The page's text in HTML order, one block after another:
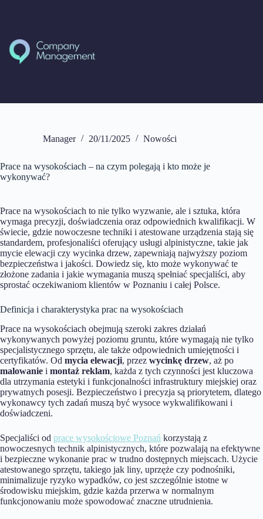
Manager 20/11/2025 Nowości
Prace na wysokościach – na czym polegają i kto może je
wykonywać?
Prace na wysokościach to nie tylko wyzwanie, ale i sztuka, która
wymaga precyzji, doświadczenia oraz odpowiednich kwalifikacji. W
świecie, gdzie nowoczesne techniki i atestowane urządzenia stają się
standardem, profesjonaliści oferujący usługi alpinistyczne, takie jak
mycie elewacji czy wycinka drzew, zapewniają najwyższy poziom
bezpieczeństwa i jakości. Dowiedz się, kto może wykonywać te
złożone zadania i jakie wymagania muszą spełniać specjaliści, aby
sprostać oczekiwaniom klientów w Poznaniu i całej Polsce.
Definicja i charakterystyka prac na wysokościach
Prace na wysokościach obejmują szeroki zakres działań
wykonywanych powyżej poziomu gruntu, które wymagają nie tylko
specjalistycznego sprzętu, ale także odpowiednich umiejętności i
certyfikatów. Od mycia elewacji, przez wycinkę drzew, aż po
malowanie i montaż reklam, każda z tych czynności jest kluczowa
dla utrzymania estetyki i funkcjonalności infrastruktury miejskiej oraz
prywatnych posesji. Bezpieczeństwo i precyzja są priorytetem, dlatego
wykonawcy tych zadań muszą być wysoce wykwalifikowani i
doświadczeni.
Specjaliści od prace wysokościowe Poznań korzystają z
nowoczesnych technik alpinistycznych, które pozwalają na efektywne
i bezpieczne wykonanie prac w trudno dostępnych miejscach. Użycie
atestowanego sprzętu, takiego jak liny, uprzęże czy podnośniki,
minimalizuje ryzyko wypadków, co jest szczególnie istotne w
środowisku miejskim, gdzie każda przerwa w normalnym
funkcjonowaniu może spowodować znaczne utrudnienia.